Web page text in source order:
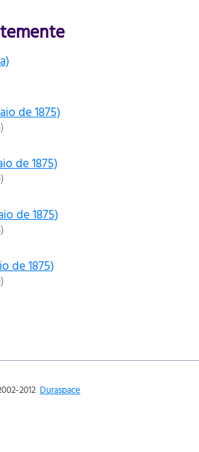
de 1875)
)
de 1875)
)
de 1875)
)
de 1875)
)
2012 Duraspace